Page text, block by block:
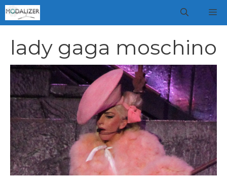
Vai
al
lady gaga moschino